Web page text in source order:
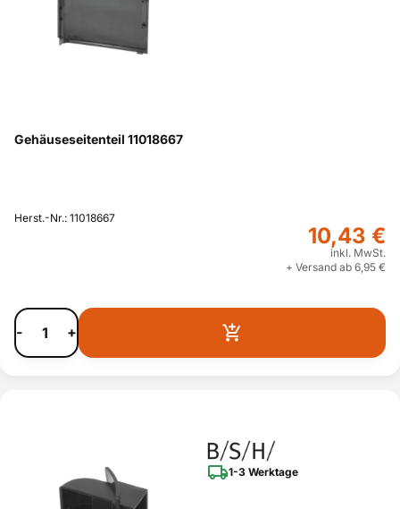
Gehäuseseitenteil 11018667
Herst.-Nr.: 11018667
10,43 €
inkl. MwSt.
+ Versand ab 6,95 €
- +
1-3 Werktage